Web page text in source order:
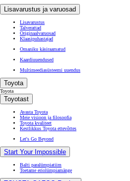
Lisavarustus ja varuosad
Lisavarustus
Talverattad
Originaalvaruosad
Klaasipuhastajad
Omaniku käsiraamatud
Kaardiuuendused
Multimeediasüsteemi uuendus
Toyota
Toyota
Toyotast
Avasta Toyota
Meie visioon ja filosoofia
Toyota kvaliteet
Kestlikkus Toyota ettevõttes
Let's Go Beyond
Start Your Impossible
Balti paralümpiatiim
Toetame eriolümpiamänge